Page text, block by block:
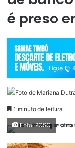
é preso
1 minuto de leitura
Foto: PCSC